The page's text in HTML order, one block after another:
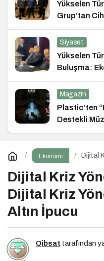
Yükselen
Grup’tan
Siyaset
Yükselen
Buluşma:
ve Hukuk
Magazin
Plastic’ten
Destekli
Ekonomi
Dijital
Dijital Kriz
Dijital Kriz
Altın İpucu
Qibsat tarafından